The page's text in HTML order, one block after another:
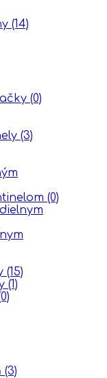
(14)
(0)
(3)
(0)
(15)
(1)
(3)